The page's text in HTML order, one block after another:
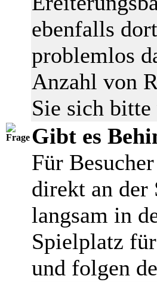
ebenfalls
problemlos
Anzahl von
Sie sich
Gibt es
Für
direkt an der
langsam in
Spielplatz
und folgen